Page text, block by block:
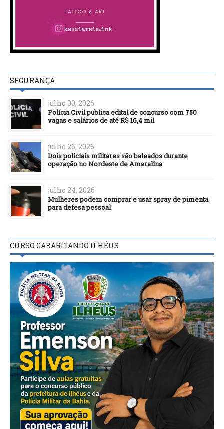
SEGURANÇA
julho 30, 2026
Polícia Civil publica edital de concurso com 750
vagas e salários de até R$ 16,4 mil
julho 26, 2026
Dois policiais militares são baleados durante
operação no Nordeste de Amaralina
julho 24, 2026
Mulheres podem comprar e usar spray de pimenta
para defesa pessoal
CURSO GABARITANDO ILHÉUS